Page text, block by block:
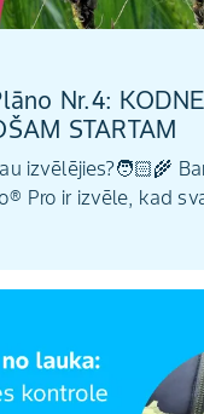
Nr.4:
STARTAM
izvēlējies?🧑🏻‍🌾
Pro ir izvēle, kad